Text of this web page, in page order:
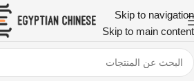
Skip to navigation
Skip to main content